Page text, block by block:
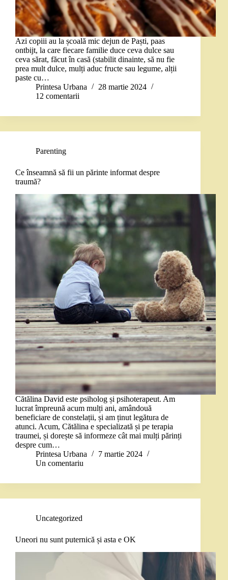
Azi copiii au la școală mic dejun de Paști, paas
ontbijt, la care fiecare familie duce ceva dulce sau
ceva sărat, făcut în casă (stabilit dinainte, să nu fie
prea mult dulce, mulți aduc fructe sau legume, alții
paste cu…
Printesa Urbana
28 martie 2024
12 comentarii
Parenting
Ce înseamnă să fii un părinte informat despre
traumă?
Cătălina David este psiholog și psihoterapeut. Am
lucrat împreună acum mulți ani, amândouă
beneficiare de constelații, și am ținut legătura de
atunci. Acum, Cătălina e specializată și pe terapia
traumei, și dorește să informeze cât mai mulți părinți
despre cum…
Printesa Urbana
7 martie 2024
Un comentariu
Uncategorized
Uneori nu sunt puternică și asta e OK